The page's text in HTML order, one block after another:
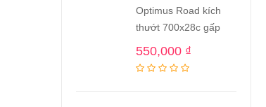
Optimus Road kích
thướt 700x28c gấp
550,000 ₫